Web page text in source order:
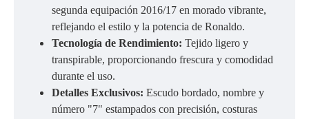
segunda equipación 2016/17 en morado vibrante,
reflejando el estilo y la potencia de Ronaldo.
Tecnología de Rendimiento: Tejido ligero y
transpirable, proporcionando frescura y comodidad
durante el uso.
Detalles Exclusivos: Escudo bordado, nombre y
número "7" estampados con precisión, costuras